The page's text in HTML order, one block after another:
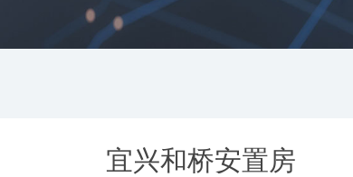
宜兴和桥安置房